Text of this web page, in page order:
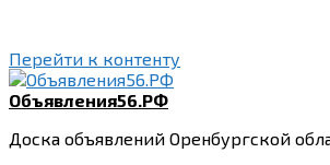
Перейти к контенту
Объявления56.РФ
Доска объявлений Оренбургской